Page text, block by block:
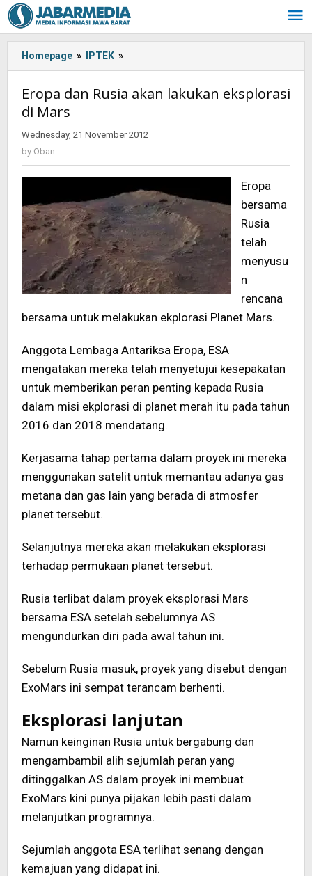
Skip
to
content
Homepage » IPTEK »
dan
akan
Eropa dan Rusia akan lakukan eksplorasi
di Mars
Wednesday, 21 November 2012
by Oban
Eropa
bersama
Rusia
telah
menyusu
n
rencana
bersama untuk melakukan ekplorasi Planet Mars.
Anggota Lembaga Antariksa Eropa, ESA
mengatakan mereka telah menyetujui kesepakatan
untuk memberikan peran penting kepada Rusia
dalam misi ekplorasi di planet merah itu pada tahun
2016 dan 2018 mendatang.
Kerjasama tahap pertama dalam proyek ini mereka
menggunakan satelit untuk memantau adanya gas
metana dan gas lain yang berada di atmosfer
planet tersebut.
Selanjutnya mereka akan melakukan eksplorasi
terhadap permukaan planet tersebut.
Rusia terlibat dalam proyek eksplorasi Mars
bersama ESA setelah sebelumnya AS
mengundurkan diri pada awal tahun ini.
Sebelum Rusia masuk, proyek yang disebut dengan
ExoMars ini sempat terancam berhenti.
Eksplorasi lanjutan
Namun keinginan Rusia untuk bergabung dan
mengambambil alih sejumlah peran yang
ditinggalkan AS dalam proyek ini membuat
ExoMars kini punya pijakan lebih pasti dalam
melanjutkan programnya.
Sejumlah anggota ESA terlihat senang dengan
kemajuan yang didapat ini.